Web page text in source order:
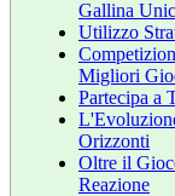
Gallina
Utilizzo
Migliori
Partecipa a
Orizzonti
Oltre il
Reazione